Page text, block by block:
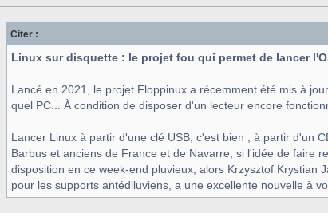
Citer :
Linux sur disquette : le projet fou qui permet de lancer
Lancé en 2021, le projet Floppinux a récemment été mis à
quel PC... À condition de disposer d'un lecteur encore
Lancer Linux à partir d'une clé USB, c'est bien ; à partir d'un
Barbus et anciens de France et de Navarre, si l'idée de faire
disposition en ce week-end pluvieux, alors Krzysztof
pour les supports antédiluviens, a une excellente nouvelle à